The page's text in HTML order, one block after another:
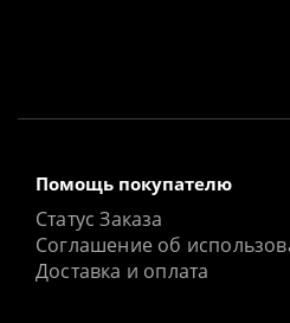
Помощь покупателю
Статус Заказа
Соглашение об
Доставка и оплата